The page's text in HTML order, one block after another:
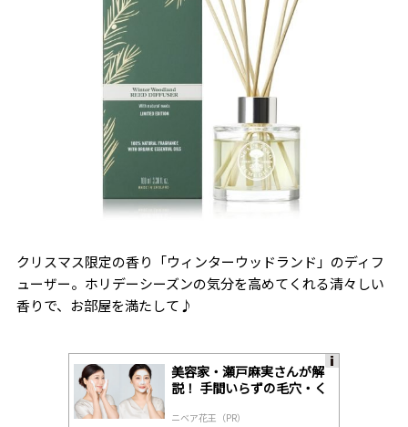
クリスマス限定の香り「ウィンターウッドランド」のディフ
ューザー。ホリデーシーズンの気分を高めてくれる清々しい
香りで、お部屋を満たして♪
美容家・瀬戸麻実さんが解
説！ 手間いらずの毛穴・く
ニベア花王（PR）